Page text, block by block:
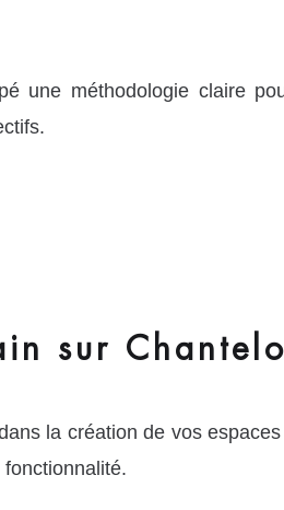
une méthodologie claire
sur
la création de vos